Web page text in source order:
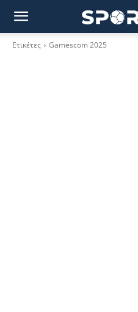
Ετικέτες Gamescom 2025